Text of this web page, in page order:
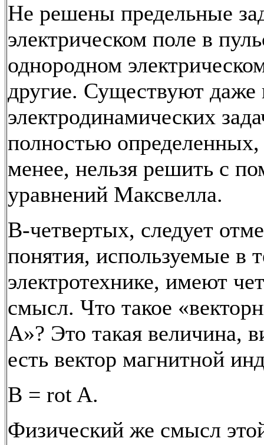
Не решены предельные
электрическом поле в
однородном
другие. Существуют даже
электродинамических
полностью
менее, нельзя решить с
уравнений Максвелла.
В-четвертых, следует
понятия, используемые в
электротехнике, имеют
смысл. Что такое
А»? Это такая величина,
есть вектор магнитной
B = rot A.
Физический же смысл